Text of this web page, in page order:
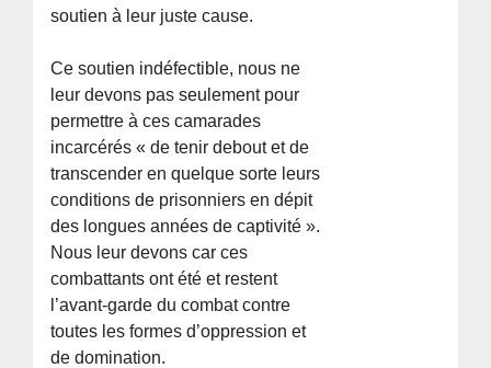
soutien à leur juste cause.
Ce soutien indéfectible, nous ne
leur devons pas seulement pour
permettre à ces camarades
incarcérés « de tenir debout et de
transcender en quelque sorte leurs
conditions de prisonniers en dépit
des longues années de captivité ».
Nous leur devons car ces
combattants ont été et restent
l’avant-garde du combat contre
toutes les formes d’oppression et
de domination.